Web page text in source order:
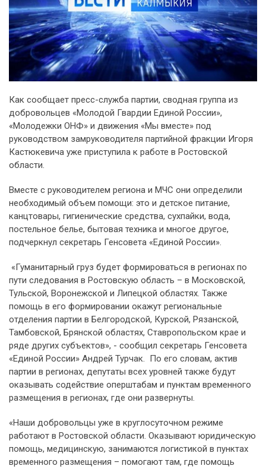
Как сообщает пресс-служба партии, сводная группа из
добровольцев «Молодой Гвардии Единой России»,
«Молодежки ОНФ» и движения «Мы вместе» под
руководством замруководителя партийной фракции Игоря
Кастюкевича уже приступила к работе в Ростовской
области.
Вместе с руководителем региона и МЧС они определили
необходимый объем помощи: это и детское питание,
канцтовары, гигиенические средства, сухпайки, вода,
постельное белье, бытовая техника и многое другое,
подчеркнул секретарь Генсовета «Единой России».
«Гуманитарный груз будет формироваться в регионах по
пути следования в Ростовскую область – в Московской,
Тульской, Воронежской и Липецкой областях. Также
помощь в его формировании окажут региональные
отделения партии в Белгородской, Курской, Рязанской,
Тамбовской, Брянской областях, Ставропольском крае и
ряде других субъектов», - сообщил секретарь Генсовета
«Единой России» Андрей Турчак. По его словам, актив
партии в регионах, депутаты всех уровней также будут
оказывать содействие оперштабам и пунктам временного
размещения в регионах, где они развернуты.
«Наши добровольцы уже в круглосуточном режиме
работают в Ростовской области. Оказывают юридическую
помощь, медицинскую, занимаются логистикой в пунктах
временного размещения – помогают там, где помощь